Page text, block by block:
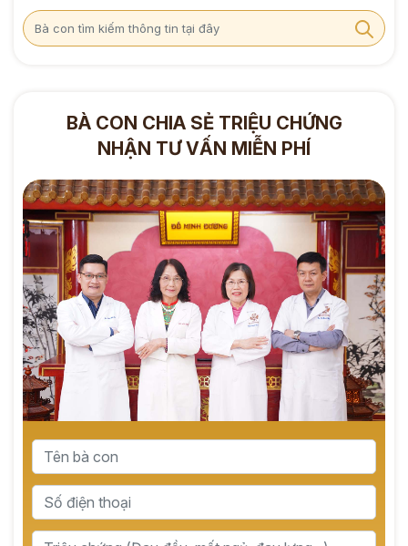
BÀ CON CHIA SẺ TRIỆU CHỨNG
NHẬN TƯ VẤN MIỄN PHÍ